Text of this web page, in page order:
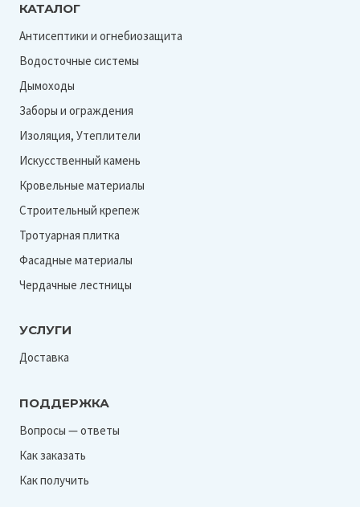
КАТАЛОГ
Антисептики и огнебиозащита
Водосточные системы
Дымоходы
Заборы и ограждения
Изоляция, Утеплители
Искусственный камень
Кровельные материалы
Строительный крепеж
Тротуарная плитка
Фасадные материалы
Чердачные лестницы
УСЛУГИ
Доставка
ПОДДЕРЖКА
Вопросы — ответы
Как заказать
Как получить